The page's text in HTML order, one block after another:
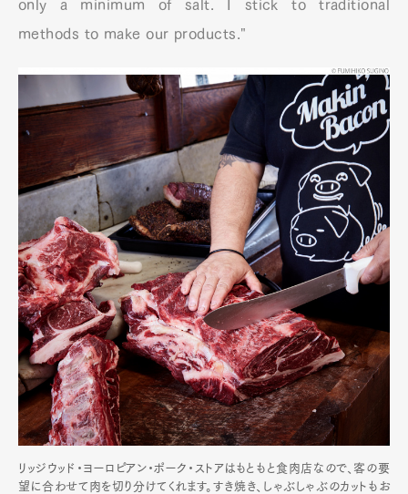
only a minimum of salt. I stick to traditional
methods to make our products."
リッジウッド・ヨーロピアン・ポーク・ストアはもともと食肉店なので、客の要
望に合わせて肉を切り分けてくれます。すき焼き、しゃぶしゃぶのカットもお